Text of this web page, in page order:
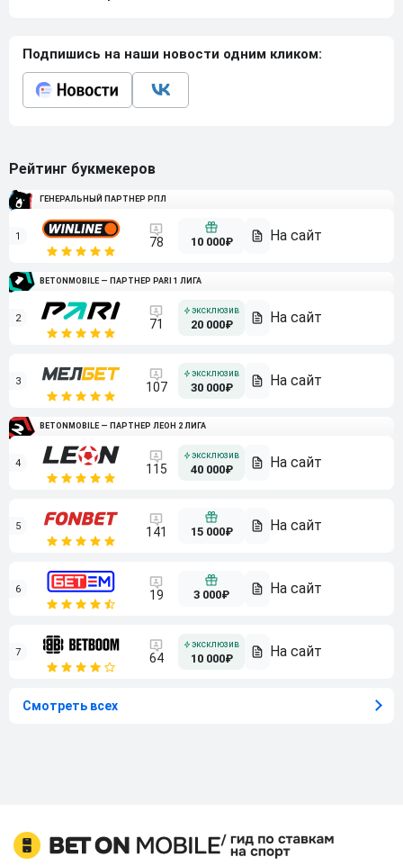
Подпишись на наши новости одним кликом:
Рейтинг букмекеров
ГЕНЕРАЛЬНЫЙ ПАРТНЕР РПЛ
1 78 10 000₽
BETONMOBILE — ПАРТНЕР PARI 1 ЛИГА
2 71 20 000₽
3 107 30 000₽
BETONMOBILE — ПАРТНЕР ЛЕОН 2 ЛИГА
4 115 40 000₽
5 141 15 000₽
6 19 3 000₽
7 64 10 000₽
Смотреть всех